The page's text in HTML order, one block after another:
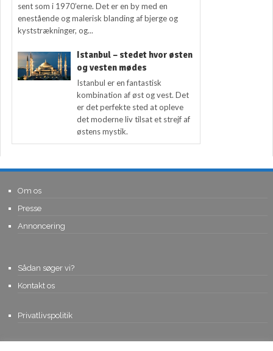
sent som i 1970’erne. Det er en by med en
enestående og malerisk blanding af bjerge og
kyststrækninger, og...
Istanbul – stedet hvor østen
og vesten mødes
Istanbul er en fantastisk
kombination af øst og vest. Det
er det perfekte sted at opleve
det moderne liv tilsat et strejf af
østens mystik.
Om os
Presse
Annoncering
Sådan søger vi?
Kontakt os
Privatlivspolitik